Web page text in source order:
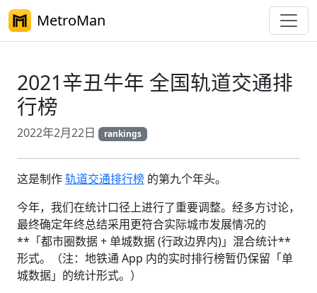
MetroMan
2021辛丑牛年 全国轨道交通排
行榜
2022年2月22日 rankings
这是制作轨道交通排行榜 的第九个年头。
今年，我们在统计口径上进行了重要调整。经多方讨论，
最终确定年终总结采用更符合实际城市发展情况的
**「都市圈数据 + 单城数据 (行政边界内)」混合统计**
形式。（注：地铁通 App 内的实时排行榜暂仍保留「单
城数据」的统计形式。）